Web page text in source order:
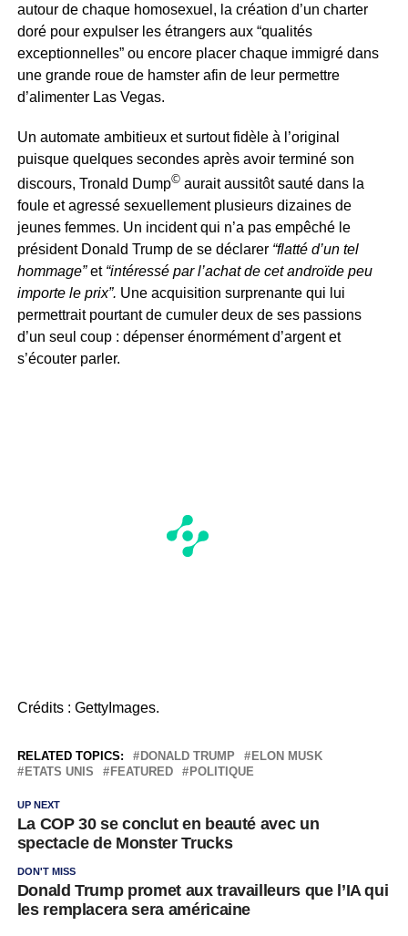
autour de chaque homosexuel, la création d’un charter
doré pour expulser les étrangers aux “qualités
exceptionnelles” ou encore placer chaque immigré dans
une grande roue de hamster afin de leur permettre
d’alimenter Las Vegas.
Un automate ambitieux et surtout fidèle à l’original
puisque quelques secondes après avoir terminé son
discours, Tronald Dump©aurait aussitôt sauté dans la
foule et agressé sexuellement plusieurs dizaines de
jeunes femmes. Un incident qui n’a pas empêché le
président Donald Trump de se déclarer “flatté d’un tel
hommage”et “intéressé par l’achat de cet androïde peu
importe le prix”. Une acquisition surprenante qui lui
permettrait pourtant de cumuler deux de ses passions
d’un seul coup : dépenser énormément d’argent et
s’écouter parler.
Crédits : GettyImages.
RELATED TOPICS: DONALD TRUMP
ELON MUSK
ETATS UNIS
FEATURED POLITIQUE
UP NEXT
La COP 30 se conclut en beauté avec un
spectacle de Monster Trucks
DON'T MISS
Donald Trump promet aux travailleurs que l’IA qui
les remplacera sera américaine